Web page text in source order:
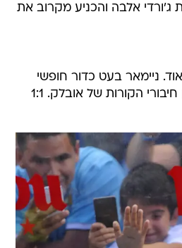
ג'ורדי אלבה והכניע מקרוב את
ניימאר בעט כדור חופשי
מושלם ברגל ימין אל בין חיבורי הקורות של אובלק. 1:1